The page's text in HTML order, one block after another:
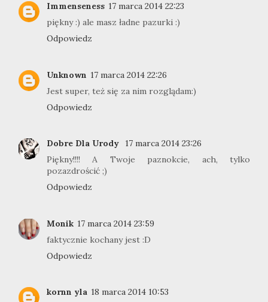
Immenseness 17 marca 2014 22:23
piękny :) ale masz ładne pazurki :)
Odpowiedz
Unknown 17 marca 2014 22:26
Jest super, też się za nim rozglądam:)
Odpowiedz
Dobre Dla Urody
17 marca 2014 23:26
Piękny!!!! A Twoje paznokcie, ach, tylko
pozazdrościć ;)
Odpowiedz
Monik 17 marca 2014 23:59
faktycznie kochany jest :D
Odpowiedz
kornn yla 18 marca 2014 10:53